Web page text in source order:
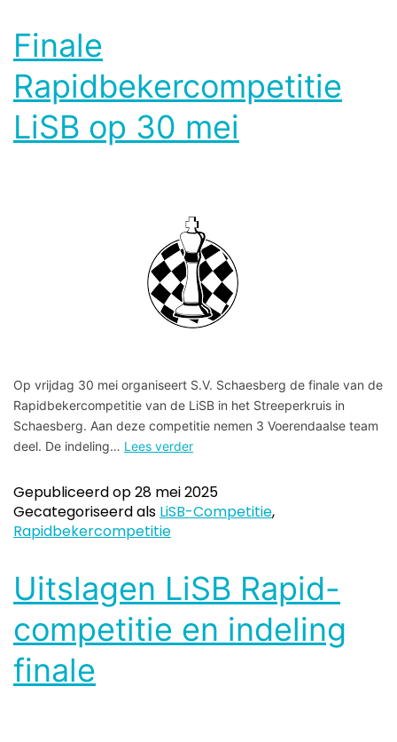
Finale
Rapidbekercompetitie
LiSB op 30 mei
Op vrijdag 30 mei organiseert S.V. Schaesberg de finale van de
Rapidbekercompetitie van de LiSB in het Streeperkruis in
Schaesberg. Aan deze competitie nemen 3 Voerendaalse team
deel. De indeling… Lees verder
Gepubliceerd op28 mei 2025
Gecategoriseerd als LiSB-Competitie,
Rapidbekercompetitie
Uitslagen LiSB Rapid-
competitie en indeling
finale